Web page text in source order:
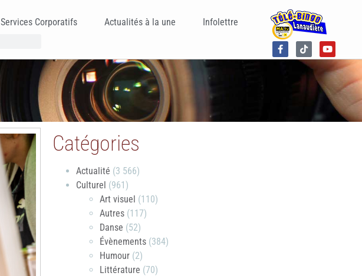
Services Corporatifs Actualités à la une Infolettre
Catégories
Actualité (3 566)
Culturel (961)
Art visuel (110)
Autres (117)
Danse (52)
Évènements (384)
Humour (2)
Littérature (70)